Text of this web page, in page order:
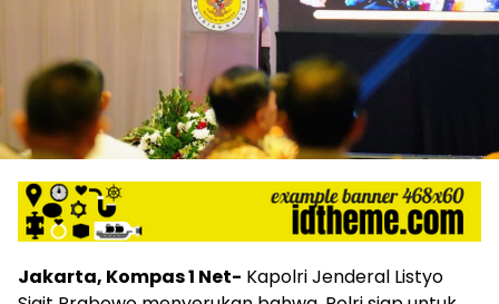
Jakarta, Kompas 1 Net- Kapolri Jenderal Listyo